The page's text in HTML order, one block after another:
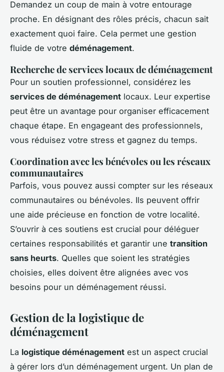
Demandez un coup de main à votre entourage
proche. En désignant des rôles précis, chacun sait
exactement quoi faire. Cela permet une gestion
fluide de votre déménagement.
Recherche de services locaux de déménagement
Pour un soutien professionnel, considérez les
services de déménagement locaux. Leur expertise
peut être un avantage pour organiser efficacement
chaque étape. En engageant des professionnels,
vous réduisez votre stress et gagnez du temps.
Coordination avec les bénévoles ou les réseaux
communautaires
Parfois, vous pouvez aussi compter sur les réseaux
communautaires ou bénévoles. Ils peuvent offrir
une aide précieuse en fonction de votre localité.
S’ouvrir à ces soutiens est crucial pour déléguer
certaines responsabilités et garantir une transition
sans heurts. Quelles que soient les stratégies
choisies, elles doivent être alignées avec vos
besoins pour un déménagement réussi.
Gestion de la logistique de
déménagement
La logistique déménagement est un aspect crucial
à gérer lors d’un déménagement urgent. Un plan de